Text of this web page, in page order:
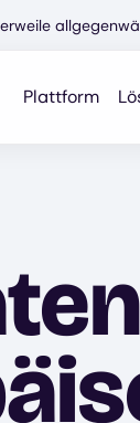
Plattform